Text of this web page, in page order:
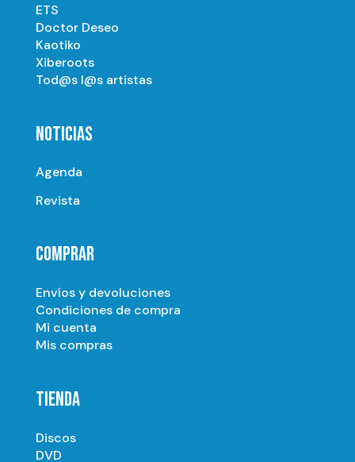
ETS
Doctor Deseo
Kaotiko
Xiberoots
Tod@s l@s artistas
NOTICIAS
Agenda
Revista
COMPRAR
Envíos y devoluciones
Condiciones de compra
Mi cuenta
Mis compras
TIENDA
Discos
DVD